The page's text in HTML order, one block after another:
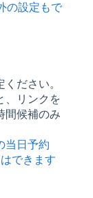
の設定もで
ださい。
、リンクを
間候補のみ
当日予約
できます